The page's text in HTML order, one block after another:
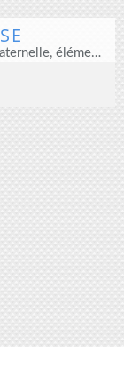
Ressources partagées pour enseignant en maternelle, élémentaire et direction d'école